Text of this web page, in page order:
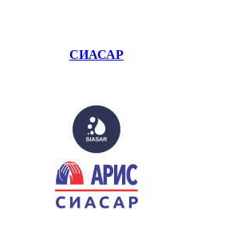
СИАСАР